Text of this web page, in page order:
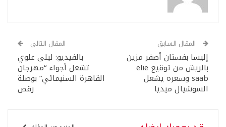
المقال السابق
إليسا بفستان أصفر مزين
بالريش من توقيع elie
saab وسعره يشعل
السوشيال ميديا
المقال التالي
بالفيديو: ليلى علوي
تشعل أجواء “مهرجان
القاهرة السنيمائي” بوصلة
رقص